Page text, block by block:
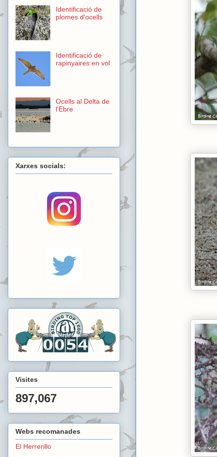
Identificació de
plomes d'ocells
Identificació de
rapinyaires en vol
Ocells al Delta de
l'Ebre
Xarxes socials:
Visites
897,067
Webs recomanades
El Herrerillo